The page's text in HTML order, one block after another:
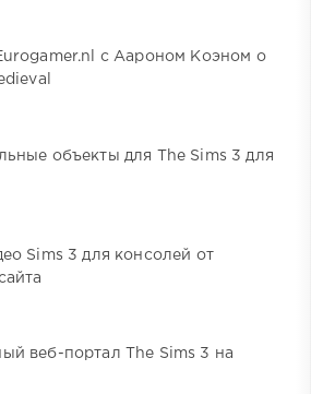
с Аароном Коэном о
объекты для The Sims 3 для
Sims 3 для консолей от
веб-портал The Sims 3 на